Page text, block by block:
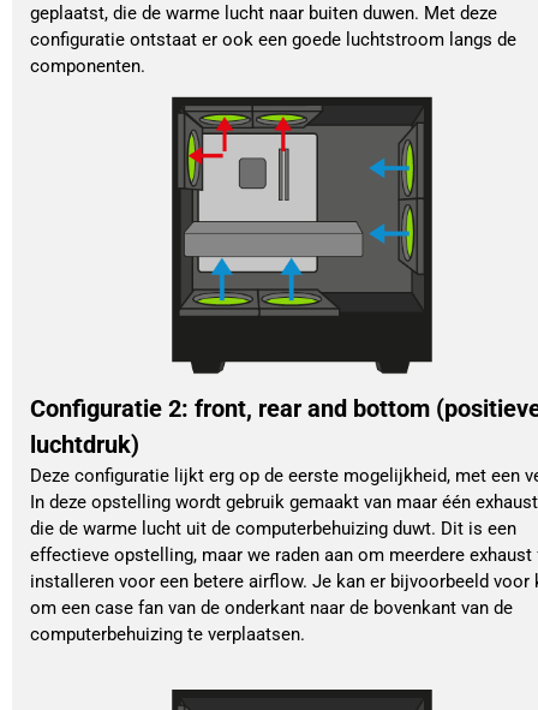
geplaatst, die de warme lucht naar buiten duwen. Met deze
configuratie ontstaat er ook een goede luchtstroom langs de
componenten.
Configuratie 2: front, rear and bottom
luchtdruk)
Deze configuratie lijkt erg op de eerste mogelijkheid, met een
In deze opstelling wordt gebruik gemaakt van maar één
die de warme lucht uit de computerbehuizing duwt. Dit is een
effectieve opstelling, maar we raden aan om meerdere exhaust
installeren voor een betere airflow. Je kan er bijvoorbeeld voor
om een case fan van de onderkant naar de bovenkant van de
computerbehuizing te verplaatsen.